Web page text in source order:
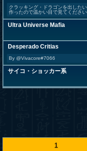
クラッキング・ドラゴンを出した
作ったので温かい目で見てください
Ultra Universe Mafia
Desperado Critias
By @Vivacore#7066
サイコ・ショッカー系
1